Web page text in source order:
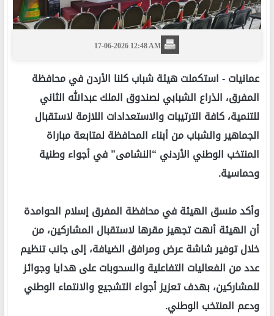
17-06-2026 12:48 AM
عمانيات -استكملت هيئة شباب كلنا الأردن في محافظة
المفرق، الذراع الشبابي لصندوق الملك عبدالله الثاني
للتنمية، كافة الترتيبات والاستعدادات اللازمة لاستقبال
الجماهير والشباب من أبناء المحافظة لمتابعة مباراة
المنتخب الوطني الأردني “النشامى” في أجواء وطنية
وحماسية.
وأكد منسق الهيئة في محافظة المفرق إسلام الحوامدة
أن الهيئة أنهت تجهيز مقرها لاستقبال المشاركين، من
خلال توفير شاشة عرض ومرافق الضيافة، إلى جانب تنظيم
عدد من الفعاليات التفاعلية والسحوبات على هدايا وجوائز
للمشاركين، بهدف تعزيز أجواء التشجيع والانتماء الوطني
ودعم المنتخب الوطني.